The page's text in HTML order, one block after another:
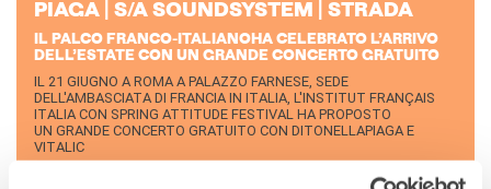
Festa della musica
Incontro italo-francesi sul
mondo di domani
La Notte delle Idee
Operazioni artistiche
PERCHÉ IMPARARE IL
PIA­GA | S/A SOUND­SY­STEM | STRA­DA
IL PALCO FRANCO-ITALIANOHA CELEBRATO L’ARRIVO
DELL’ESTATE CON UN GRANDE CONCERTO GRATUITO
IL 21 GIUGNO A ROMA A PALAZZO FARNESE, SEDE
DELL'AMBASCIATA DI FRANCIA IN ITALIA, L'INSTITUT FRANÇAIS
ITALIA CON SPRING ATTITUDE FESTIVAL HA PROPOSTO
UN GRANDE CONCERTO GRATUITO CON DITONELLAPIAGA E
VITALIC